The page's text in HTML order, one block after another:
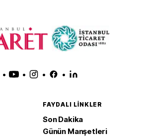
• • • •
FAYDALI LINKLER
Son Dakika
Günün Manşetleri